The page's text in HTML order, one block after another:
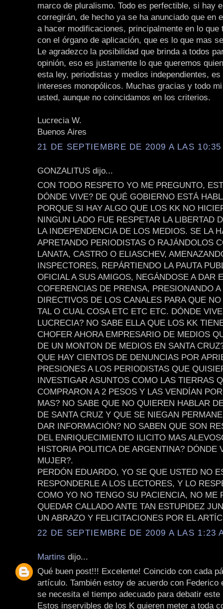
marco de pluralismo. Todo es perfectible, si hay
corregirán, de hecho ya se ha anunciado que en
a hacer modificaciones, principalmente en lo que
con el órgano de aplicación, que es lo que mas
Le agradezco la posibilidad que brinda a todos
opinión, eso es justamente lo que queremos
esta ley, periodistas y medios independientes,
intereses monopólicos. Muchas gracias y todo
usted, aunque no coincidamos en los criterios.
Lucrecia W.
Buenos Aires
21 DE SEPTIEMBRE DE 2009 A LAS 10:35
GONZALITUS dijo...
CON TODO RESPETO YO ME PREGUNTO,
DÓNDE VIVE? DE QUÉ GOBIERNO ESTÁ
PORQUE SI HAY ALGO QUE LOS KK NO
NINGUN LADO FUE RESPETAR LA LIBERTAD
LA INDEPENDENCIA DE LOS MEDIOS. SE LA
APRETANDO PERIODISTAS O RAJÁNDOLOS
LANATA, CASTRO O ELIASCHEV,
INSPECTORES, REPÁRTIENDO LA PAUTA
OFICIAL A SUS AMIGOS, NEGÁNDOSE A DAR
COFERENCIAS DE PRENSA, PRESIONANDO A
DIRECTIVOS DE LOS CANALES PARA QUE
TAL O CUAL COSA ETC ETC ETC. DÓNDE
LUCRECIA? NO SABE ELLA QUE LOS KK
CHOFER AHORA EMPRESARIO DE MEDIOS
DE UN MONTON DE MEDIOS EN SANTA
QUE HAY CIENTOS DE DENUNCIAS POR
PRESIONES A LOS PERIODISTAS QUE
INVESTIGAR ASUNTOS COMO LAS TIERRAS
COMPRARON A 2 PESOS Y LAS VENDÍAN
MAS? NO SABE QUE NO QUIEREN HABLAR
DE SANTA CRUZ Y QUE SE NIEGAN
DAR INFORMACIÓN? NO SABEN QUE SON
DEL ENRIQUECIMIENTO ILICITO MAS
HISTORIA POLITICA DE ARGENTINA? DÓNDE
MUJER?.
PERDÓN EDUARDO, YO SE QUE USTED NO
RESPONDERLE A LOS LECTORES, Y LO
COMO YO NO TENGO SU PACIENCIA, NO ME
QUEDAR CALLADO ANTE TAN ESTUPIDEZ
UN ABRAZO Y FELICITACIONES POR EL
22 DE SEPTIEMBRE DE 2009 A LAS 1:23
Martins dijo...
Qué buen post!!! Excelente! Coincido con cada
artículo. También estoy de acuerdo con Federico
se necesita el tiempo adecuado para debatir este
Estos inservibles de los K quieren meter a toda